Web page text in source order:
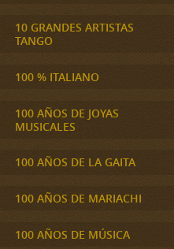
10 GRANDES ARTISTAS
TANGO
100 % ITALIANO
100 AÑOS DE JOYAS
MUSICALES
100 AÑOS DE LA GAITA
100 AÑOS DE MARIACHI
100 AÑOS DE MÚSICA